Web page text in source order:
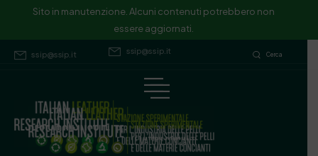
Sito in manutenzione. Alcuni contenuti potrebbero non
essere aggiornati.
ssip@ssip.it Cerca
Sito in manutenzione. Alcuni contenuti potrebbero non essere
aggiornati.
ssip@ssip.it